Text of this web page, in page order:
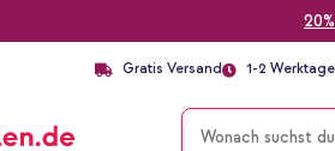
Gratis Versand 1-2
SUCHE